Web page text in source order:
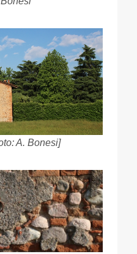
A. Bonesi]